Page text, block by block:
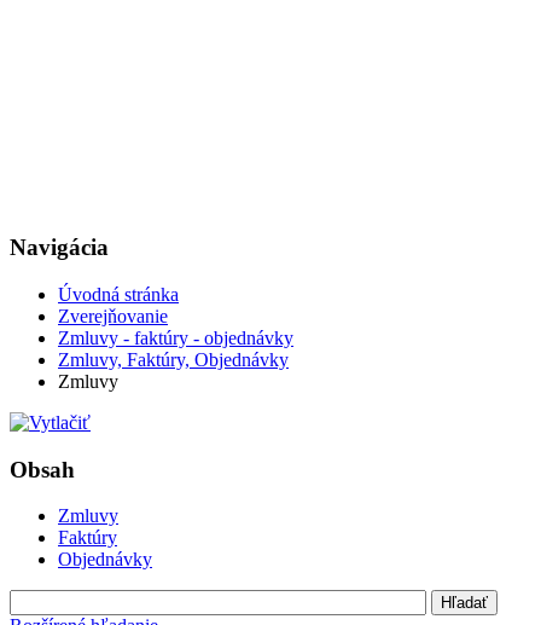
Navigácia
Úvodná stránka
Zverejňovanie
Zmluvy - faktúry - objednávky
Zmluvy, Faktúry, Objednávky
Zmluvy
Obsah
Zmluvy
Faktúry
Objednávky